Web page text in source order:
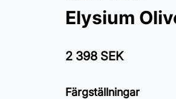
Elysium
2 398 SEK
Färgställningar